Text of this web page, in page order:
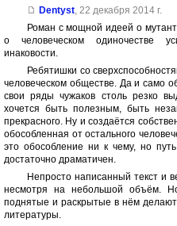
Dentyst, 22 декабря 2014 г.
Роман с мощной идеей о
о человеческом одиночестве
инаковости.
Ребятишки со
человеческом обществе. Да и само
свои ряды чужаков столь резко
хочется быть полезным, быть
прекрасного. Ну и создаётся
обособленная от остального
это обособление ни к чему, но
достаточно драматичен.
Непросто написанный текст и
несмотря на небольшой объём.
поднятые и раскрытые в нём
литературы.